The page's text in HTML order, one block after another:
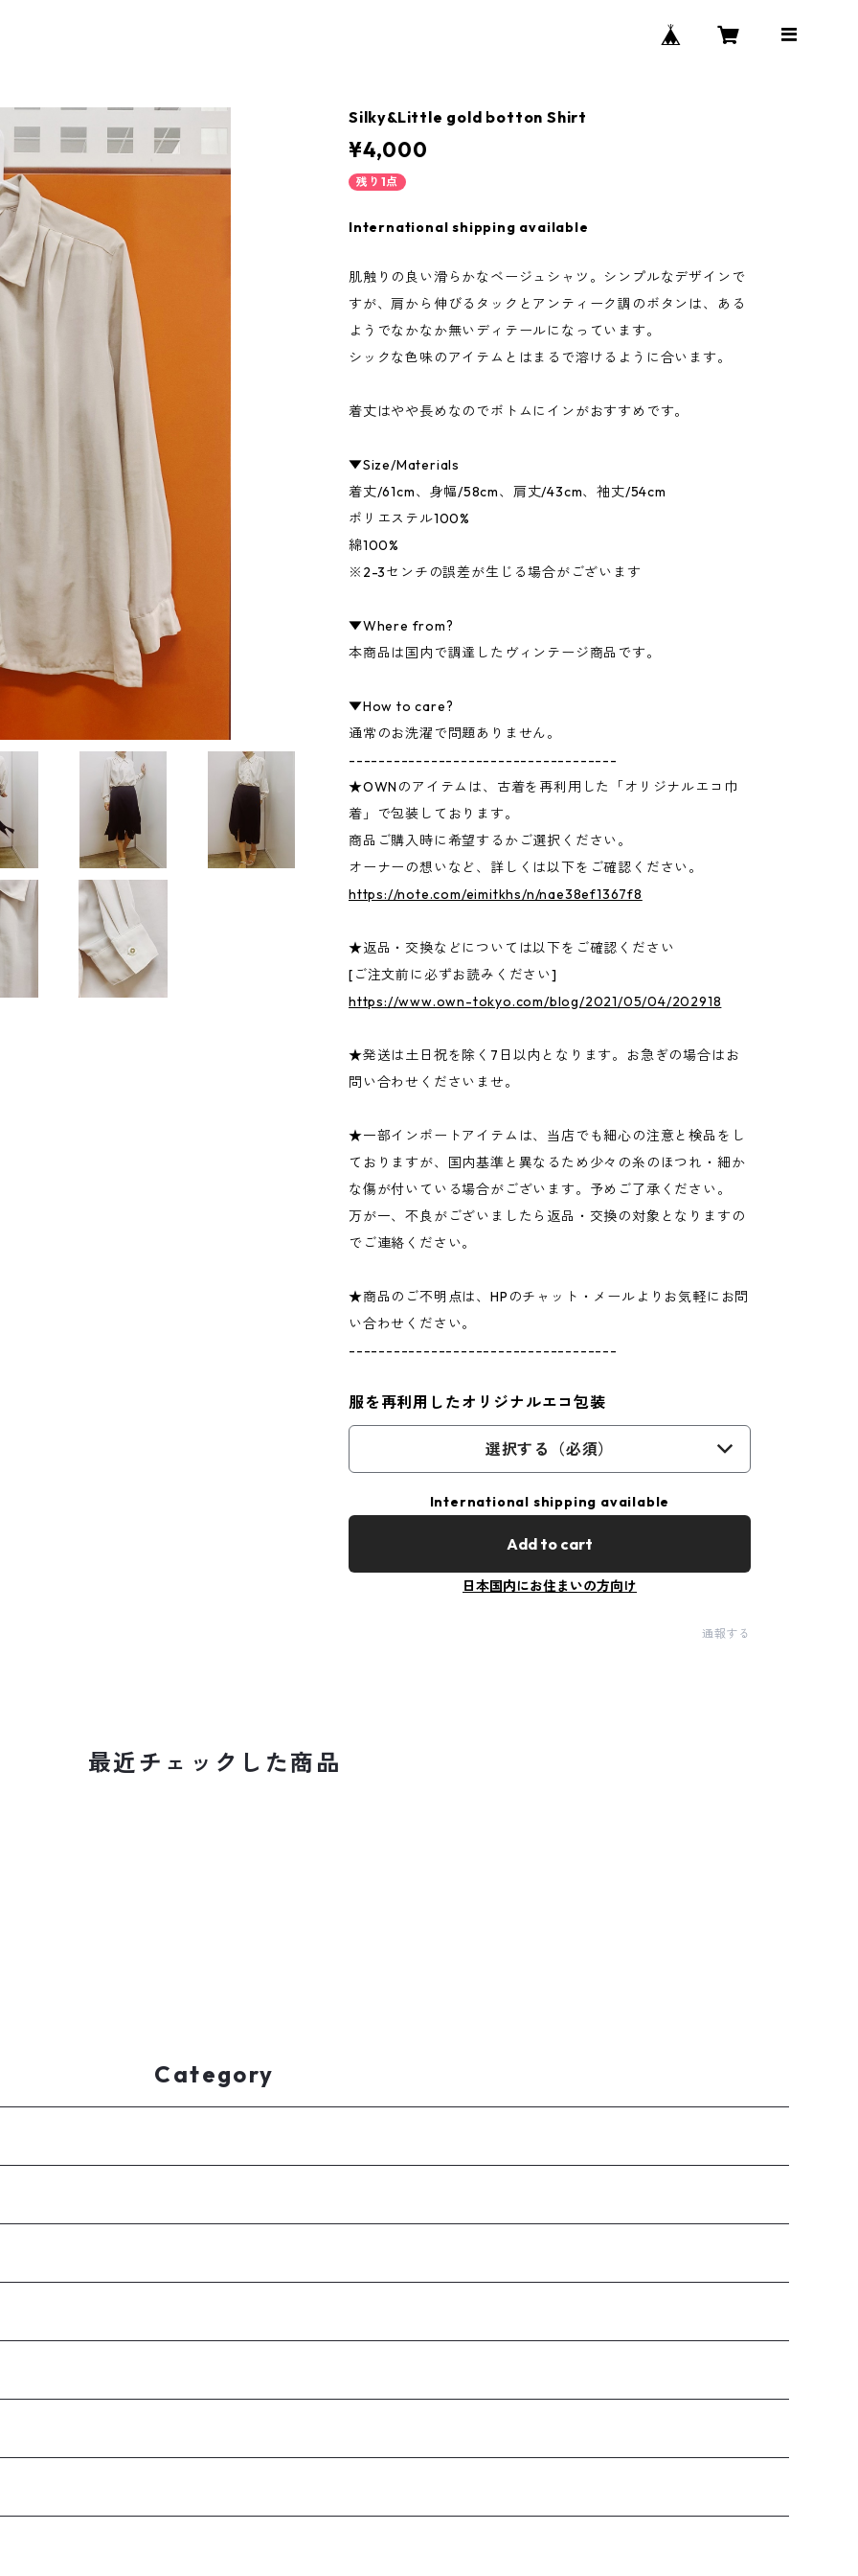
Silky&Little gold botton Shirt
¥4,000
残り1点
International shipping available
肌触りの良い滑らかなベージュシャツ。シンプルなデザインで
すが、肩から伸びるタックとアンティーク調のボタンは、ある
ようでなかなか無いディテールになっています。
シックな色味のアイテムとはまるで溶けるように合います。
着丈はやや長めなのでボトムにインがおすすめです。
▼Size/Materials
着丈/61cm、身幅/58cm、肩丈/43cm、袖丈/54cm
ポリエステル100%
綿100%
※2-3センチの誤差が生じる場合がございます
▼Where from?
本商品は国内で調達したヴィンテージ商品です。
▼How to care?
通常のお洗濯で問題ありません。
------------------------------------
★OWNのアイテムは、古着を再利用した「オリジナルエコ巾
着」で包装しております。
商品ご購入時に希望するかご選択ください。
オーナーの想いなど、詳しくは以下をご確認ください。
https://note.com/eimitkhs/n/nae38ef1367f8
★返品・交換などについては以下をご確認ください
[ご注文前に必ずお読みください]
https://www.own-tokyo.com/blog/2021/05/04/202918
★発送は土日祝を除く7日以内となります。お急ぎの場合はお
問い合わせくださいませ。
★一部インポートアイテムは、当店でも細心の注意と検品をし
ておりますが、国内基準と異なるため少々の糸のほつれ・細か
な傷が付いている場合がございます。予めご了承ください。
万が一、不良がございましたら返品・交換の対象となりますの
でご連絡ください。
★商品のご不明点は、HPのチャット・メールよりお気軽にお問
い合わせください。
------------------------------------
服を再利用したオリジナルエコ包装
選択する（必須）
International shipping available
Add to cart
日本国内にお住まいの方向け
通報する
最近チェックした商品
Category